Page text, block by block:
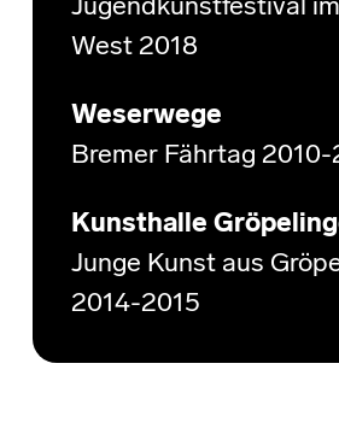
Jugendkunstfestival
West 2018
Weserwege
Bremer Fährtag 2010-
Kunsthalle
Junge Kunst aus
2014-2015